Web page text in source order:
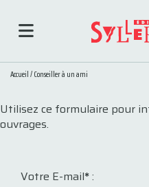
Accueil/Conseiller à un ami
Utilisez ce formulaire pour
ouvrages.
Votre E-mail*: